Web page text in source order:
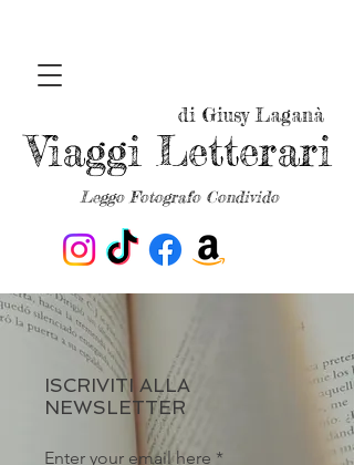
Leggo Fotografo Condivido
Viaggi Letterari
di Giusy Laganà
ISCRIVITI ALLA
NEWSLETTER
Enter your email here